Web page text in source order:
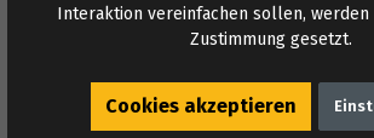
Interaktion vereinfachen sollen,
Zustimmung gesetzt.
Cookies akzeptieren